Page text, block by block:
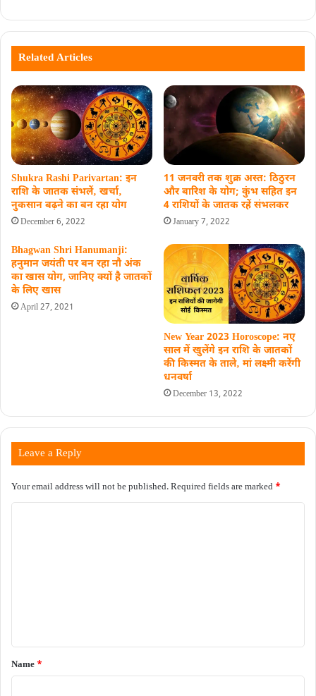
Related Articles
Shukra Rashi Parivartan: इन
राशि के जातक संभलें‚ खर्चा‚
नुकसान बढ़ने का बन रहा योग
December 6, 2022
11 जनवरी तक शुक्र अस्त: ठिठुरन
और बारिश के योग; कुंभ सहित इन
4 राशियों के जातक रहें संभलकर
January 7, 2022
Bhagwan Shri Hanumanji:
हनुमान जयंती पर बन रहा नौ अंक
का खास योग, जानिए क्यों है जातकों
के लिए खास
April 27, 2021
New Year 2023 Horoscope: नए
साल में खुलेंगे इन राशि के जातकों
की किस्मत के ताले‚ मां लक्ष्मी करेंगी
धनवर्षा
December 13, 2022
Leave a Reply
Your email address will not be published.Required fields are marked *
*
Name *